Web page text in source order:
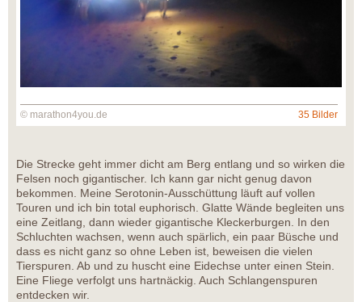
© marathon4you.de 35 Bilder
Die Strecke geht immer dicht am Berg entlang und so wirken die
Felsen noch gigantischer. Ich kann gar nicht genug davon
bekommen. Meine Serotonin-Ausschüttung läuft auf vollen
Touren und ich bin total euphorisch. Glatte Wände begleiten uns
eine Zeitlang, dann wieder gigantische Kleckerburgen. In den
Schluchten wachsen, wenn auch spärlich, ein paar Büsche und
dass es nicht ganz so ohne Leben ist, beweisen die vielen
Tierspuren. Ab und zu huscht eine Eidechse unter einen Stein.
Eine Fliege verfolgt uns hartnäckig. Auch Schlangenspuren
entdecken wir.